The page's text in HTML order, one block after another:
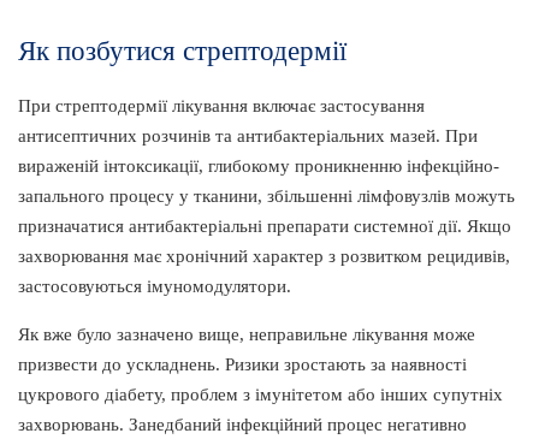
Як позбутися стрептодермії
При стрептодермії лікування включає застосування
антисептичних розчинів та антибактеріальних мазей. При
вираженій інтоксикації, глибокому проникненню інфекційно-
запального процесу у тканини, збільшенні лімфовузлів можуть
призначатися антибактеріальні препарати системної дії. Якщо
захворювання має хронічний характер з розвитком рецидивів,
застосовуються імуномодулятори.
Як вже було зазначено вище, неправильне лікування може
призвести до ускладнень. Ризики зростають за наявності
цукрового діабету, проблем з імунітетом або інших супутніх
захворювань. Занедбаний інфекційний процес негативно